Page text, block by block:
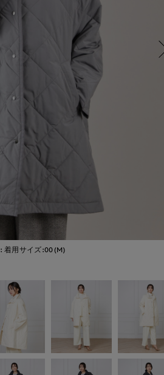
着用サイズ:00(M)